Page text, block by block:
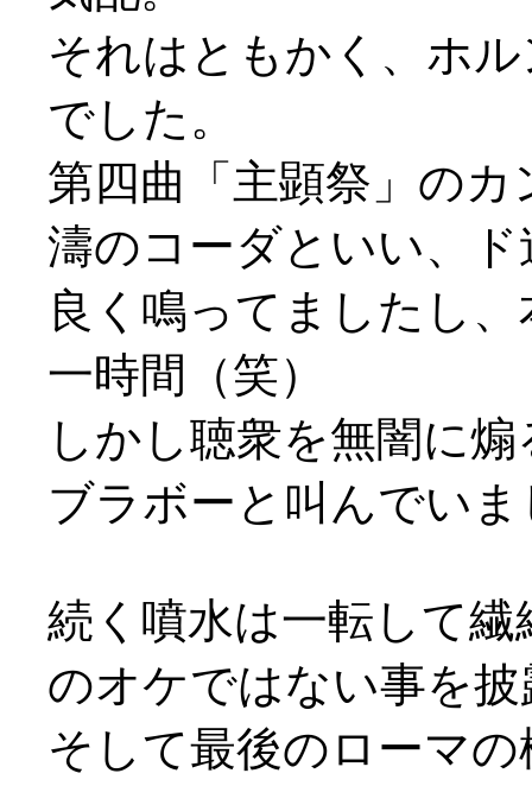
それはともかく、ホ
でした。
第四曲「主顕祭」の
濤のコーダといい、
良く鳴ってましたし
一時間（笑）
しかし聴衆を無闇に
ブラボーと叫んでい
続く噴水は一転して
のオケではない事を披
そして最後のローマの